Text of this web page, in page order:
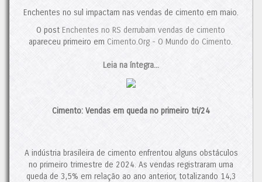
Contudo, se o consumo de cimento mantiver sua trajetória de
crescimento em 2025, isso poderá proporcionar um alívio ao
setor, interrompendo, assim, a tendência de concentração de
mercado.
Italianos Expandem sua Participação no Brasil
Cimento.Org - O Mundo do Cimento
Enchentes no sul impactam nas vendas de cimento em maio.
O post Enchentes no RS derrubam vendas de cimento
apareceu primeiro em Cimento.Org - O Mundo do Cimento.
Leia na íntegra...
Cimento: Vendas em queda no primeiro tri/24
A indústria brasileira de cimento enfrentou alguns obstáculos
no primeiro trimestre de 2024. As vendas registraram uma
queda de 3,5% em relação ao ano anterior, totalizando 14,3